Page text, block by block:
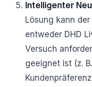
Intelligenter
Lösung kann
entweder DHD
Versuch
geeignet ist (z.